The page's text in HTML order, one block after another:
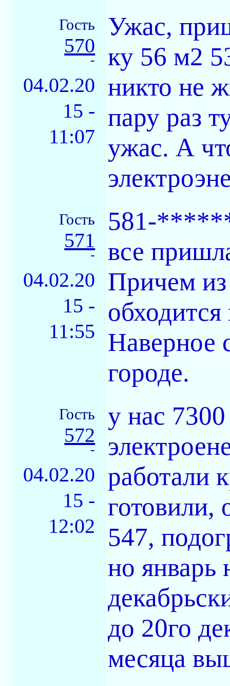
Гость
570
-
04.02.20
15 -
11:07
Ужас,
ку 56 м2
никто не
пару раз
ужас. А
Гость
571
-
04.02.20
15 -
11:55
581-
все
Причем из
Наверное
городе.
Гость
572
-
04.02.20
15 -
12:02
у нас
работали
готовили,
547,
но январь
до 20го
месяца